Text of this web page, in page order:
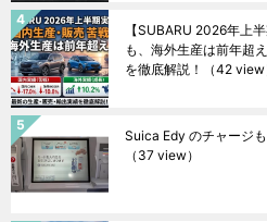
【SUBARU 2026年上
も、海外生産は前年超
を徹底解説！
（42 view
Suica Edy のチャージ
（37 view）